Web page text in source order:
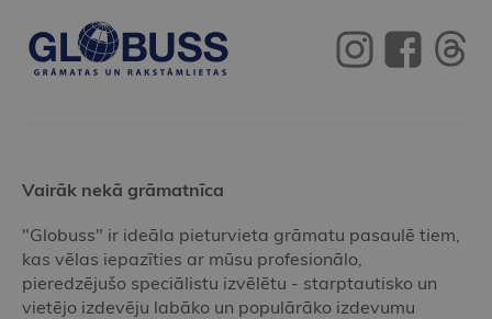
Vairāk nekā grāmatnīca
"Globuss" ir ideāla pieturvieta grāmatu pasaulē tiem,
kas vēlas iepazīties ar mūsu profesionālo,
pieredzējušo speciālistu izvēlētu - starptautisko un
vietējo izdevēju labāko un populārāko izdevumu